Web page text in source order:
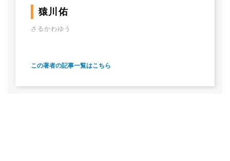
猿川佑
さるかわゆう
この著者の記事一覧はこちら